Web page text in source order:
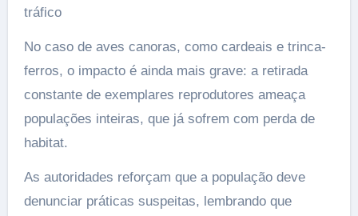
tráfico
No caso de aves canoras, como cardeais e trinca-
ferros, o impacto é ainda mais grave: a retirada
constante de exemplares reprodutores ameaça
populações inteiras, que já sofrem com perda de
habitat.
As autoridades reforçam que a população deve
denunciar práticas suspeitas, lembrando que